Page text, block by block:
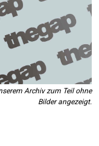
Archiv zum Teil ohne
Bilder angezeigt.